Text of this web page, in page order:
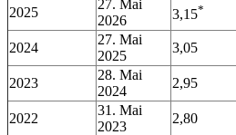
2025
27. Mai
2026
3,15*
2024
27. Mai
2025
3,05
2023
28. Mai
2024
2,95
2022
31. Mai
2023
2,80